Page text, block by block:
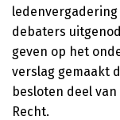
debaters
geven op het
verslag gemaakt
besloten deel
Recht.